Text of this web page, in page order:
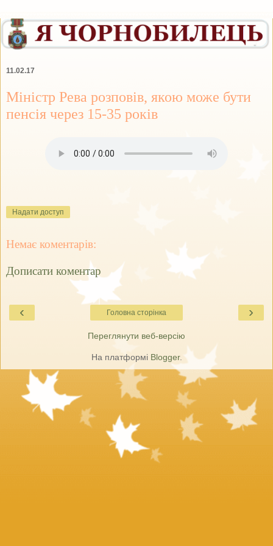
11.02.17
Міністр Рева розповів, якою може бути
пенсія через 15-35 років
Надати доступ
Немає коментарів:
Дописати коментар
‹ ›
Головна сторінка
Переглянути веб-версію
На платформі Blogger.